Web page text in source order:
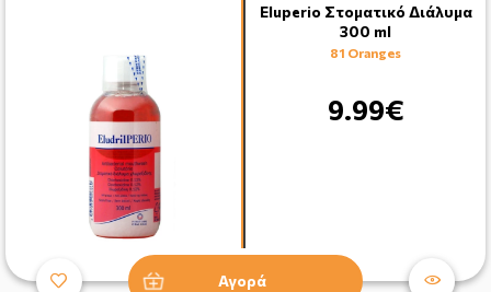
Eluperio Στοματικό Διάλυμα
300 ml
81 Oranges
9.99€
Αγορά